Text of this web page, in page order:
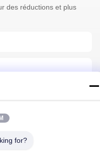
des réductions et plus
for?